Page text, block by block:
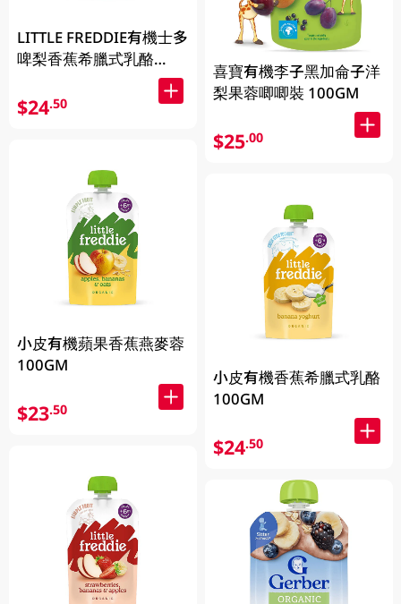
LITTLE FREDDIE有機士多
啤梨香蕉希臘式乳酪
$24.50
小皮有機蘋果香蕉燕麥蓉
100GM
$23.50
喜寶有機李子黑加侖子洋
梨果蓉唧唧裝 100GM
$25.00
小皮有機香蕉希臘式乳酪
100GM
$24.50